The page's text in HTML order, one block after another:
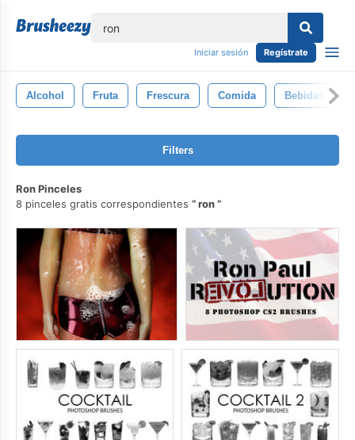
Iniciar sesión Regístrate
Alcohol Fruta Frescura Comida Bebidas
Filters
Ron Pinceles
8 pinceles gratis correspondientes
ron